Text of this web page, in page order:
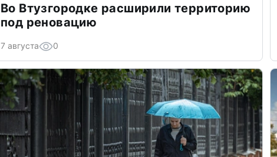
Во Втузгородке расширили территорию
под реновацию
7 августа 0